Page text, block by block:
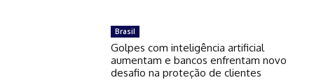
Brasil
Golpes com inteligência artificial
aumentam e bancos enfrentam novo
desafio na proteção de clientes